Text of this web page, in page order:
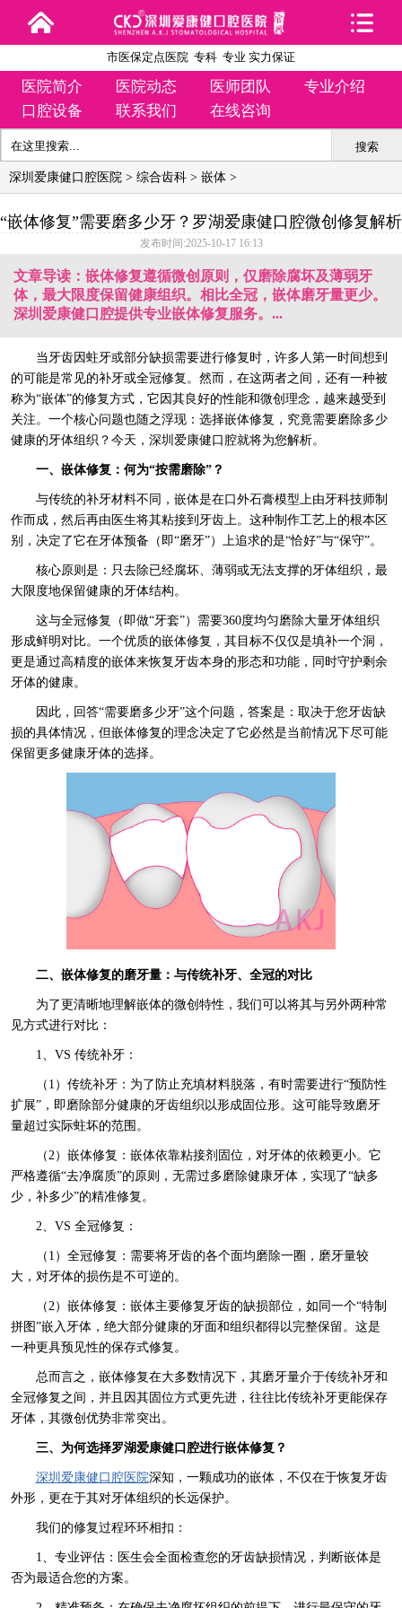
市医保定点医院 专科 专业 实力保证
医院简介 医院动态 医师团队
专业介绍
口腔设备
联系我们 在线咨询
搜索
深圳爱康健口腔医院 > 综合齿科 > 嵌体 >
“嵌体修复”需要磨多少牙？罗湖爱康健口腔微创修复解析
发布时间:2025-10-17 16:13
文章导读：嵌体修复遵循微创原则，仅磨除腐坏及薄弱牙
体，最大限度保留健康组织。相比全冠，嵌体磨牙量更少。
深圳爱康健口腔提供专业嵌体修复服务。...
当牙齿因蛀牙或部分缺损需要进行修复时，许多人第一时间想到
的可能是常见的补牙或全冠修复。然而，在这两者之间，还有一种被
称为“嵌体”的修复方式，它因其良好的性能和微创理念，越来越受到
关注。一个核心问题也随之浮现：选择嵌体修复，究竟需要磨除多少
健康的牙体组织？今天，深圳爱康健口腔就将为您解析。
一、嵌体修复：何为“按需磨除”？
与传统的补牙材料不同，嵌体是在口外石膏模型上由牙科技师制
作而成，然后再由医生将其粘接到牙齿上。这种制作工艺上的根本区
别，决定了它在牙体预备（即“磨牙”）上追求的是“恰好”与“保守”。
核心原则是：只去除已经腐坏、薄弱或无法支撑的牙体组织，最
大限度地保留健康的牙体结构。
这与全冠修复（即做“牙套”）需要360度均匀磨除大量牙体组织
形成鲜明对比。一个优质的嵌体修复，其目标不仅仅是填补一个洞，
更是通过高精度的嵌体来恢复牙齿本身的形态和功能，同时守护剩余
牙体的健康。
因此，回答“需要磨多少牙”这个问题，答案是：取决于您牙齿缺
损的具体情况，但嵌体修复的理念决定了它必然是当前情况下尽可能
保留更多健康牙体的选择。
二、嵌体修复的磨牙量：与传统补牙、全冠的对比
为了更清晰地理解嵌体的微创特性，我们可以将其与另外两种常
见方式进行对比：
1、VS 传统补牙：
（1）传统补牙：为了防止充填材料脱落，有时需要进行“预防性
扩展”，即磨除部分健康的牙齿组织以形成固位形。这可能导致磨牙
量超过实际蛀坏的范围。
（2）嵌体修复：嵌体依靠粘接剂固位，对牙体的依赖更小。它
严格遵循“去净腐质”的原则，无需过多磨除健康牙体，实现了“缺多
少，补多少”的精准修复。
2、VS 全冠修复：
（1）全冠修复：需要将牙齿的各个面均磨除一圈，磨牙量较
大，对牙体的损伤是不可逆的。
（2）嵌体修复：嵌体主要修复牙齿的缺损部位，如同一个“特制
拼图”嵌入牙体，绝大部分健康的牙面和组织都得以完整保留。这是
一种更具预见性的保存式修复。
总而言之，嵌体修复在大多数情况下，其磨牙量介于传统补牙和
全冠修复之间，并且因其固位方式更先进，往往比传统补牙更能保存
牙体，其微创优势非常突出。
三、为何选择罗湖爱康健口腔进行嵌体修复？
深圳爱康健口腔医院深知，一颗成功的嵌体，不仅在于恢复牙齿
外形，更在于其对牙体组织的长远保护。
我们的修复过程环环相扣：
1、专业评估：医生会全面检查您的牙齿缺损情况，判断嵌体是
否为最适合您的方案。